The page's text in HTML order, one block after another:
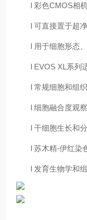
l 彩色CMOS相
l 可直接置于超
l 用于细胞形态
l EVOS XL系列
l 常规细胞和组
l 细胞融合度观察
l 干细胞生长和
l 苏木精-伊红染
l 发育生物学和